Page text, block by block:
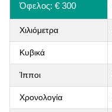
Όφελος: € 300
Χιλιόμετρα
Κυβικά
Ίπποι
Χρονολογία